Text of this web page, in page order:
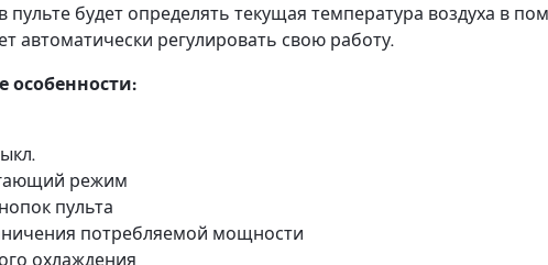
пульте будет определять текущая температура воздуха в
автоматически регулировать свою работу.
особенности:
режим
пульта
потребляемой мощности
охлаждения